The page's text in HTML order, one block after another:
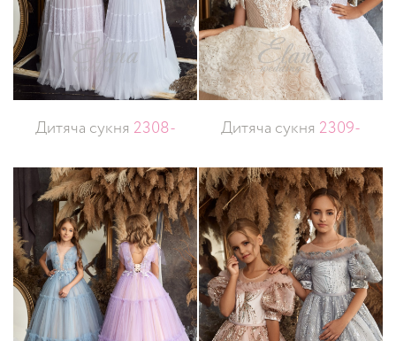
Дитяча сукня 2308- Дитяча сукня 2309-